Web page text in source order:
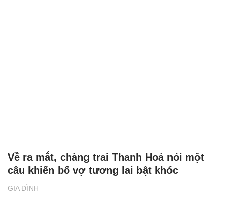
GIA ĐÌNH
Về ra mắt, chàng trai Thanh Hoá nói một
câu khiến bố vợ tương lai bật khóc